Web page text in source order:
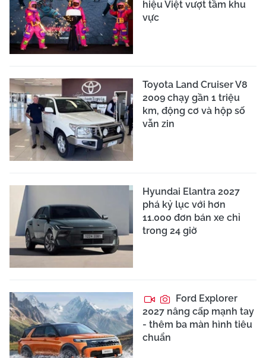
hiệu Việt vượt tầm khu
vực
Toyota Land Cruiser V8
2009 chạy gần 1 triệu
km, động cơ và hộp số
vẫn zin
Hyundai Elantra 2027
phá kỷ lục với hơn
11.000 đơn bán xe chỉ
trong 24 giờ
Ford Explorer
2027 nâng cấp mạnh tay
- thêm ba màn hình tiêu
chuẩn